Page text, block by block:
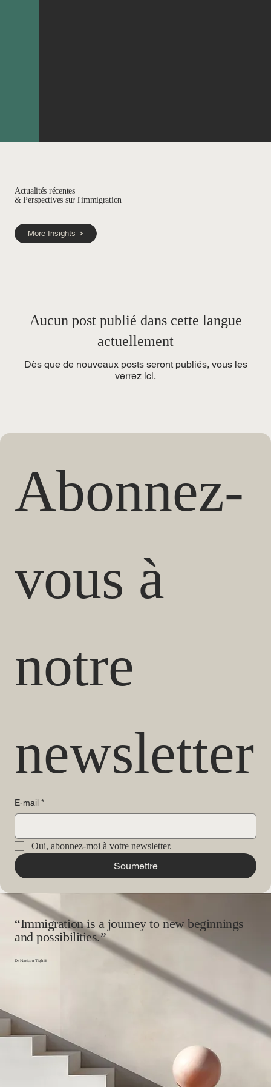
Actualités récentes
& Perspectives sur l'immigration
More Insights
Aucun post publié dans cette langue
actuellement
Dès que de nouveaux posts seront publiés, vous les
verrez ici.
Abonnez-
vous à
notre
newsletter
E-mail *
Oui, abonnez-moi à votre newsletter.
Soumettre
“Immigration is a journey to new beginnings
and possibilities.”
Dr Harrison Tighiri